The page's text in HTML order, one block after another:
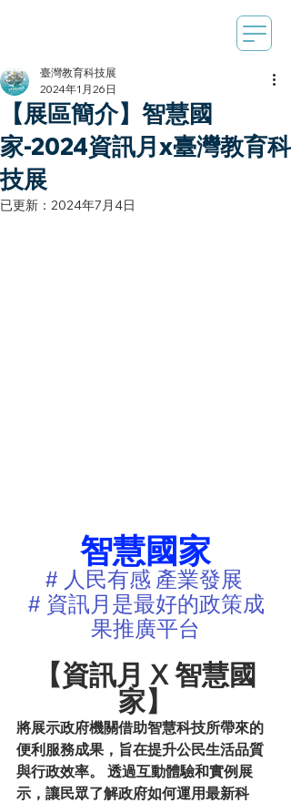
【展區簡介】智慧國
家-2024資訊月x臺灣教育科
技展
臺灣教育科技展
2024年1月26日
已更新： 2024年7月4日
智慧國家
# 人民有感 產業發展
# 資訊月是最好的政策成
果推廣平台
【資訊月 X 智慧國
家】
將展示政府機關借助智慧科技所帶來的
便利服務成果，旨在提升公民生活品質
與行政效率。 透過互動體驗和實例展
示，讓民眾了解政府如何運用最新科